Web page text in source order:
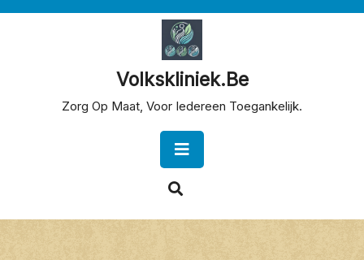
Volkskliniek.be
Zorg Op Maat, Voor Iedereen Toegankelijk.
Button